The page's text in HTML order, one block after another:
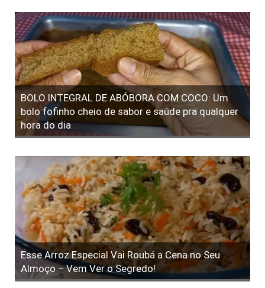
BOLO INTEGRAL DE ABÓBORA COM COCO: Um
bolo fofinho cheio de sabor e saúde pra qualquer
hora do dia
Esse Arroz Especial Vai Roubá a Cena no Seu
Almoço – Vem Ver o Segredo!